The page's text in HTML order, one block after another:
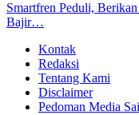
Smartfren Peduli,
Bajir…
Kontak
Redaksi
Tentang Kami
Disclaimer
Pedoman Media